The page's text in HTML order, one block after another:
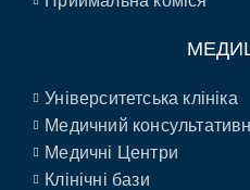
Університетська клініка
Медичний
Медичні Центри
Клінічні бази